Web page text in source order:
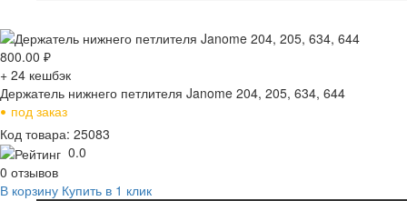
800.00 ₽
+ 24 кешбэк
Держатель нижнего петлителя Janome 204, 205, 634, 644
• под заказ
Код товара: 25083
0.0
0 отзывов
В корзину Купить в 1 клик